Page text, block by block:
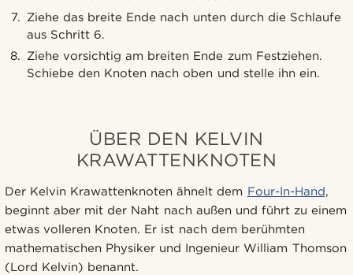
Ziehe das breite Ende nach unten durch die Schlaufe
aus Schritt 6.
Ziehe vorsichtig am breiten Ende zum Festziehen.
Schiebe den Knoten nach oben und stelle ihn ein.
ÜBER DEN KELVIN
KRAWATTENKNOTEN
Der Kelvin Krawattenknoten ähnelt dem Four-In-Hand,
beginnt aber mit der Naht nach außen und führt zu einem
etwas volleren Knoten. Er ist nach dem berühmten
mathematischen Physiker und Ingenieur William Thomson
(Lord Kelvin) benannt.